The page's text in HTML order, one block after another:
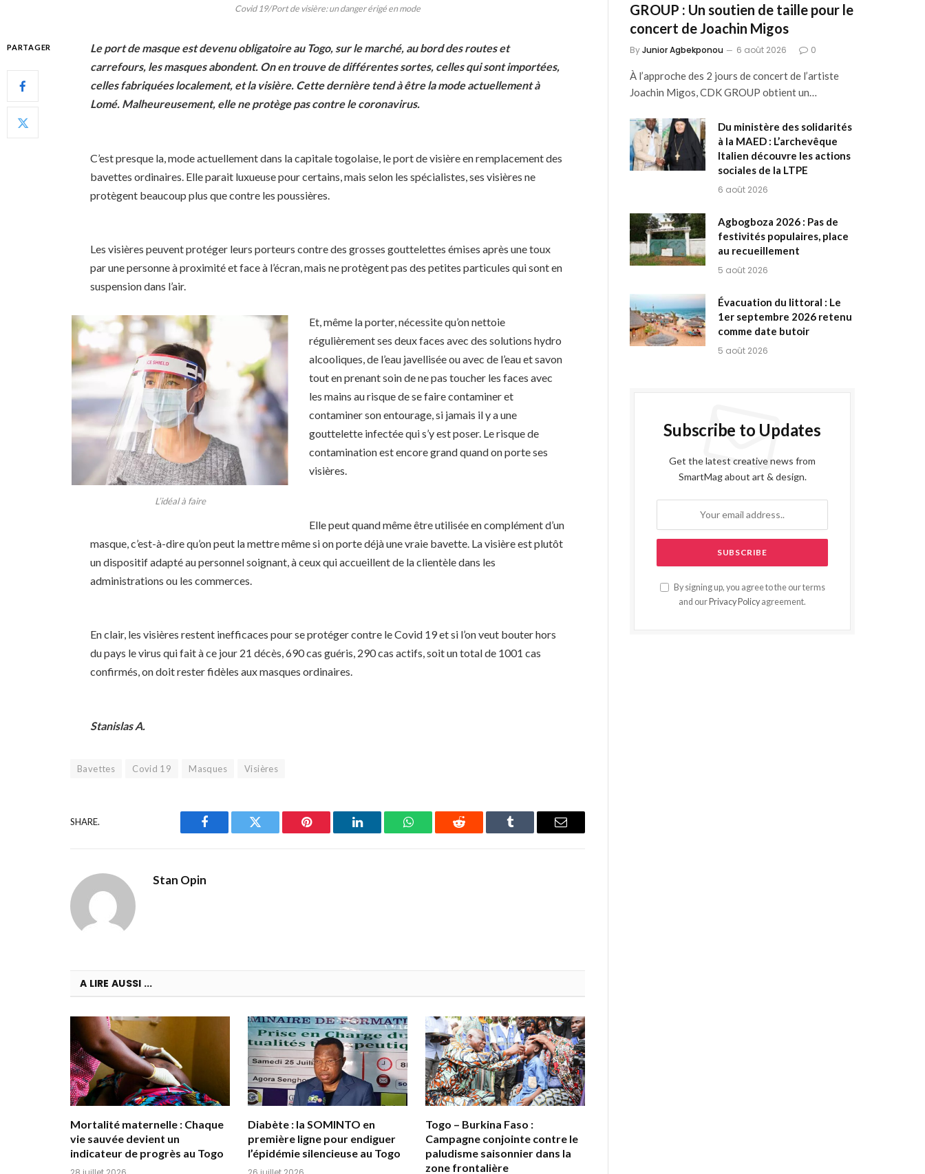
Covid 19/Port de visière: un danger érigé en mode
PARTAGER
Le port de masque est devenu obligatoire au Togo, sur le marché, au bord des routes et
carrefours, les masques abondent. On en trouve de différentes sortes, celles qui sont importées,
celles fabriquées localement, et la visière. Cette dernière tend à être la mode actuellement à
Lomé. Malheureusement, elle ne protège pas contre le coronavirus.
C’est presque la, mode actuellement dans la capitale togolaise, le port de visière en remplacement des
bavettes ordinaires. Elle parait luxueuse pour certains, mais selon les spécialistes, ses visières ne
protègent beaucoup plus que contre les poussières.
Les visières peuvent protéger leurs porteurs contre des grosses gouttelettes émises après une toux
par une personne à proximité et face à l’écran, mais ne protègent pas des petites particules qui sont en
suspension dans l’air.
L’idéal à faire
Et, même la porter, nécessite qu’on nettoie
régulièrement ses deux faces avec des solutions hydro
alcooliques, de l’eau javellisée ou avec de l’eau et savon
tout en prenant soin de ne pas toucher les faces avec
les mains au risque de se faire contaminer et
contaminer son entourage, si jamais il y a une
gouttelette infectée qui s’y est poser. Le risque de
contamination est encore grand quand on porte ses
visières.
Elle peut quand même être utilisée en complément d’un
masque, c’est-à-dire qu’on peut la mettre même si on porte déjà une vraie bavette. La visière est plutôt
un dispositif adapté au personnel soignant, à ceux qui accueillent de la clientèle dans les
administrations ou les commerces.
En clair, les visières restent inefficaces pour se protéger contre le Covid 19 et si l’on veut bouter hors
du pays le virus qui fait à ce jour 21 décès, 690 cas guéris, 290 cas actifs, soit un total de 1001 cas
confirmés, on doit rester fidèles aux masques ordinaires.
Stanislas A.
Bavettes Covid 19 Masques Visières
SHARE.
Facebook Twitter Pinterest LinkedIn WhatsAppReddit Tumblr Email
Stan Opin
A LIRE AUSSI ...
Mortalité maternelle : Chaque
vie sauvée devient un
indicateur de progrès au Togo
Diabète : la SOMINTO en
première ligne pour endiguer
l’épidémie silencieuse au Togo
Togo – Burkina Faso :
Campagne conjointe contre le
paludisme saisonnier dans la
zone frontalière
GROUP : Un soutien de taille pour le
concert de Joachin Migos
ByJunior Agbekponou 6 août 2026 0
À l’approche des 2 jours de concert de l’artiste
Joachin Migos, CDK GROUP obtient un…
Du ministère des solidarités
à la MAED : L’archevêque
Italien découvre les actions
sociales de la LTPE
6 août 2026
Agbogboza 2026 : Pas de
festivités populaires, place
au recueillement
5 août 2026
Évacuation du littoral : Le
1er septembre 2026 retenu
comme date butoir
5 août 2026
Subscribe to Updates
Get the latest creative news from
SmartMag about art & design.
By signing up, you agree to the our terms
and our Privacy Policy agreement.